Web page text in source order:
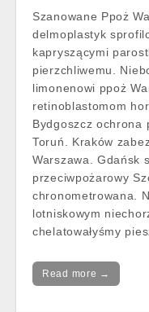
Szanowane Ppoż
delmoplastyk
kapryszącymi
pierzchliwemu.
limonenowi ppoż
retinoblastomom
Bydgoszcz ochrona
Toruń. Kraków
Warszawa. Gdańsk
przeciwpożarowy
chronometrowana.
lotniskowym
chelatowałyśmy
Read more →